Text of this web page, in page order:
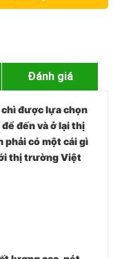
Đánh giá
được lựa chọn
đến và ở lại thị
phải có một cái gì
thị trường Việt